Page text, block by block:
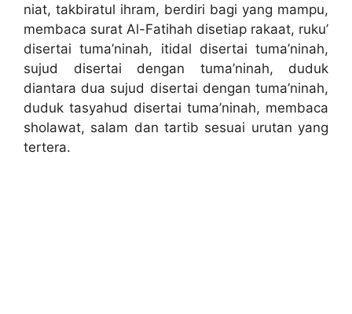
niat, takbiratul ihram, berdiri bagi yang mampu,
membaca surat Al-Fatihah disetiap rakaat, ruku’
disertai tuma’ninah, itidal disertai tuma’ninah,
sujud disertai dengan tuma’ninah, duduk
diantara dua sujud disertai dengan tuma’ninah,
duduk tasyahud disertai tuma’ninah, membaca
sholawat, salam dan tartib sesuai urutan yang
tertera.